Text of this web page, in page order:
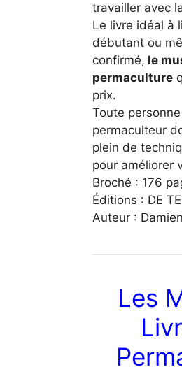
travailler avec
Le livre idéal à
débutant ou
confirmé, le
permaculture
prix.
Toute
permaculteur
plein de
pour améliorer
Broché : 176
Éditions : DE
Auteur :
Les